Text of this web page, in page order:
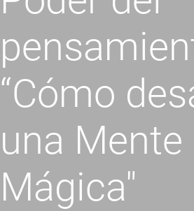
“Cómo
una Mente
Mágica"